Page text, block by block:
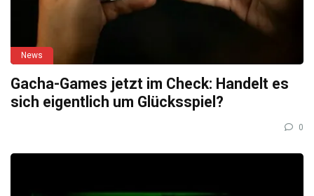
News
Gacha-Games jetzt im Check: Handelt es
sich eigentlich um Glücksspiel?
0